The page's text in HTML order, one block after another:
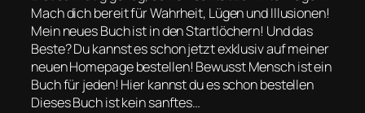
Mach dich bereit für Wahrheit, Lügen und Illusionen!
Mein neues Buch ist in den Startlöchern! Und das
Beste? Du kannst es schon jetzt exklusiv auf meiner
neuen Homepage bestellen! Bewusst Mensch ist ein
Buch für jeden! Hier kannst du es schon bestellen
Dieses Buch ist kein sanftes…